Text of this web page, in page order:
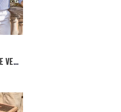
OLD MONEY – O ESTILO DE VERÃO QUE NUNCA SAI DE MODA